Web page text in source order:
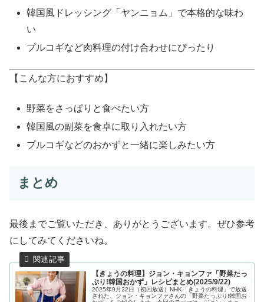
韓国風ドレッシング「ヤンニョム」で本格的な味わ
い
プルコギなど肉料理の付け合わせにぴったり
【こんな方におすすめ】
野菜をさっぱりと食べたい方
韓国風の副菜を食卓に取り入れたい方
プルコギなどのおかずと一緒に楽しみたい方
まとめ
最後までご覧いただき、ありがとうございます。ぜひ参考
にしてみてくださいね。
【きょうの料理】ジョン・キョンファ「野菜たっ
ぷり!韓国おかず」レシピまとめ(2025/9/22)
2025年9月22日（初回放送）NHK「きょうの料理」で放送
された、ジョン・キョンファさんの「野菜たっぷり!韓国お